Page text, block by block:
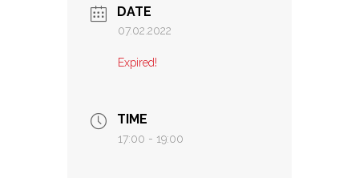
DATE
07.02.2022
Expired!
TIME
17:00 - 19:00